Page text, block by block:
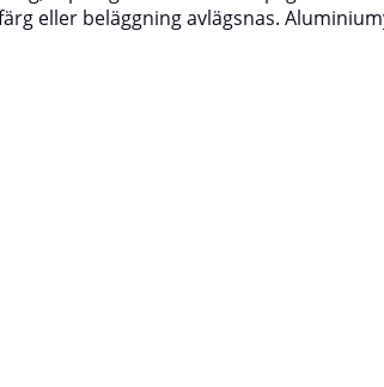
eller beläggning avlägsnas.